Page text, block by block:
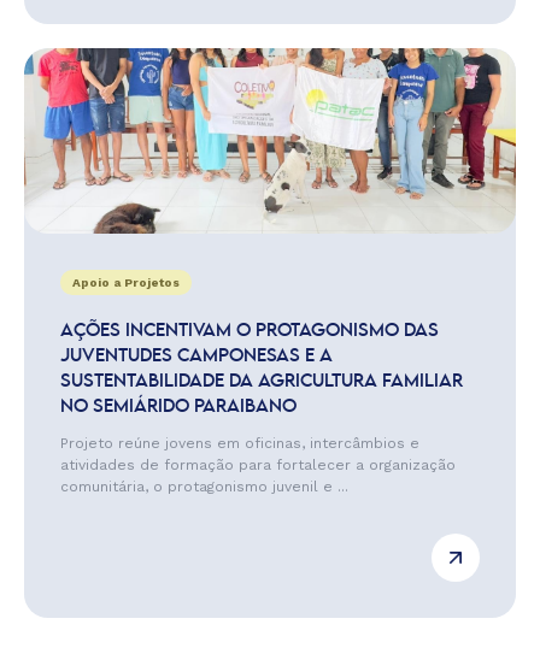
Apoio a Projetos
AÇÕES INCENTIVAM O PROTAGONISMO DAS
JUVENTUDES CAMPONESAS E A
SUSTENTABILIDADE DA AGRICULTURA FAMILIAR
NO SEMIÁRIDO PARAIBANO
Projeto reúne jovens em oficinas, intercâmbios e
atividades de formação para fortalecer a organização
comunitária, o protagonismo juvenil e ...